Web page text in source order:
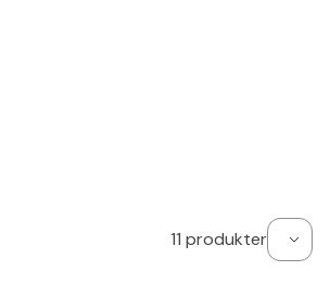
11 produkter